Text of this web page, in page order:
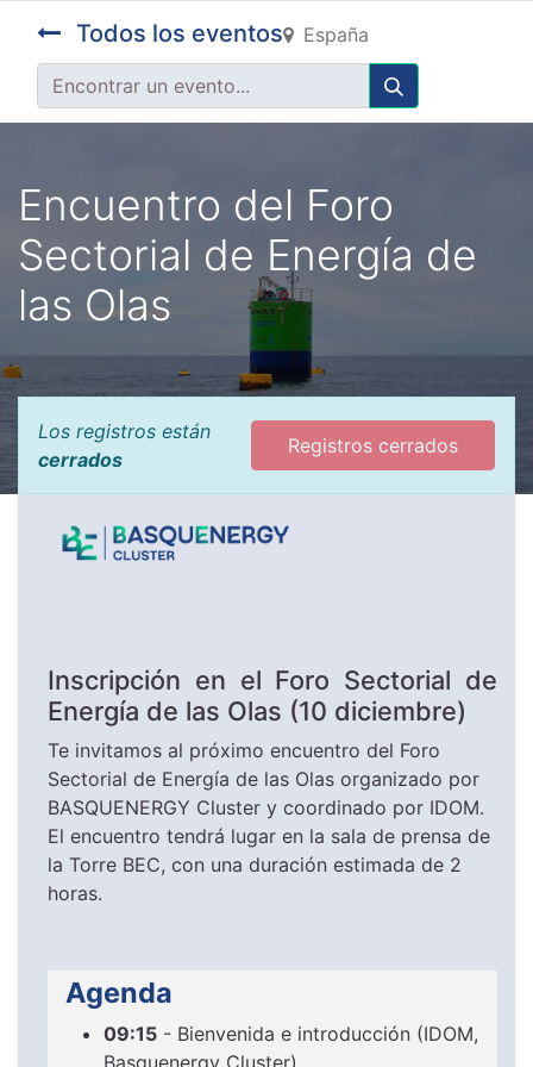
Todos los eventos España
Encuentro del Foro
Sectorial de Energía de
las Olas
Los registros están
cerrados
Registros cerrados
Inscripción en el Foro Sectorial de
Energía de las Olas (10 diciembre)
​​Te ​​invitamos al próximo encuentro del Foro
Sectorial de Energía de las Olas organizado por
BASQUENERGY Cluster y coordinado por IDOM.
El encuentro tendrá lugar en la sala de prensa de
la Torre BEC, con una duración estimada de 2
horas.
Agenda
09:15 - Bienvenida e introducción (IDOM,
Basquenergy Cluster)